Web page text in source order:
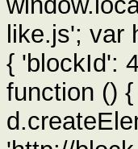
like.js'; var
{ 'blockId':
function ()